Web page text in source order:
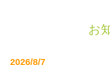
お
2026/8/7